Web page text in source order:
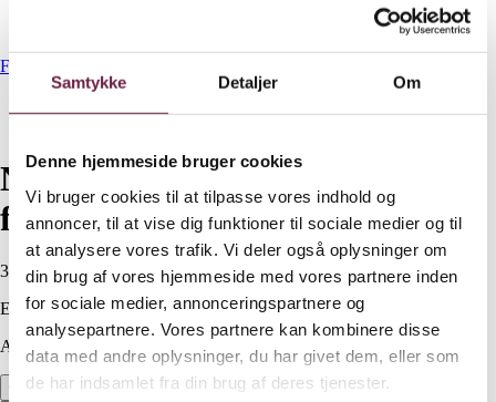
Samtykke Detaljer Om
Denne hjemmeside bruger cookies
Vi bruger cookies til at tilpasse vores indhold og
annoncer, til at vise dig funktioner til sociale medier og til
at analysere vores trafik. Vi deler også oplysninger om
din brug af vores hjemmeside med vores partnere inden
for sociale medier, annonceringspartnere og
analysepartnere. Vores partnere kan kombinere disse
data med andre oplysninger, du har givet dem, eller som
de har indsamlet fra din brug af deres tjenester.
Forside
Nordic sense håndsteamer &
fnugfjerner
300,00 DKK
Ekskl. moms
Available on backorder
Nordic sense håndsteamer & fnugfjerner antal